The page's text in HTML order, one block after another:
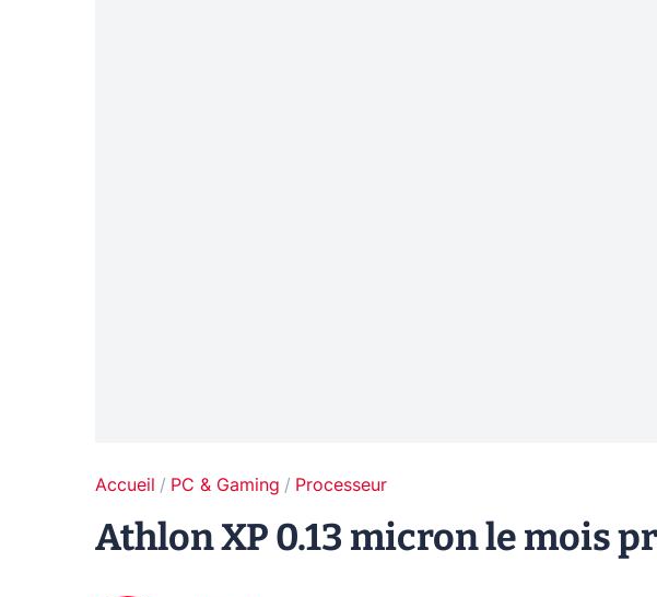
Accueil PC & Gaming Processeur
Athlon XP 0.13 micron le mois